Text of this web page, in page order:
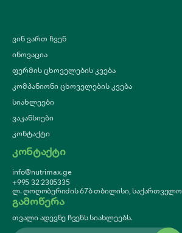
ვინ ვართ ჩვენ
ინოვაცია
ფერმის ცხოველების კვება
კომპანიონი ცხოველების კვება
სიახლეები
ვაკანსიები
კონტაქტი
კონტაქტი
info@nutrimax.ge
+995 32 2305335
ლ. ღოღობერიძის 67ბ თბილისი, საქართველო
გამოწერა
თვალი ადევნე ჩვენს სიახლეებს.